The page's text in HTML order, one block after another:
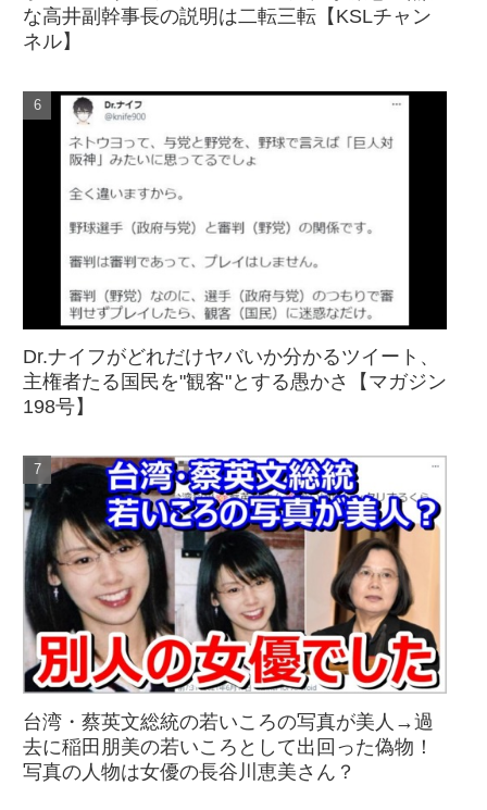
な高井副幹事長の説明は二転三転【KSLチャン
ネル】
Dr.ナイフがどれだけヤバいか分かるツイート、
主権者たる国民を"観客"とする愚かさ【マガジン
198号】
台湾・蔡英文総統の若いころの写真が美人→過
去に稲田朋美の若いころとして出回った偽物！
写真の人物は女優の長谷川恵美さん？